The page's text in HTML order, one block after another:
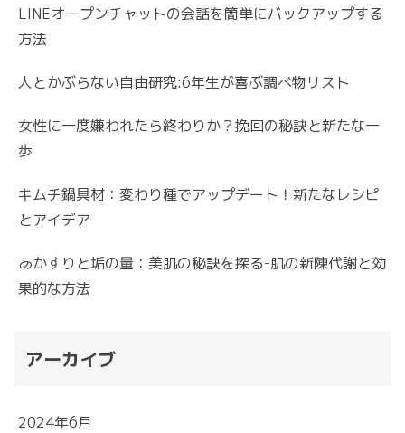
LINEオープンチャットの会話を簡単にバックアップする
方法
人とかぶらない自由研究:6年生が喜ぶ調べ物リスト
女性に一度嫌われたら終わりか？挽回の秘訣と新たな一
歩
キムチ鍋具材：変わり種でアップデート！新たなレシピ
とアイデア
あかすりと垢の量：美肌の秘訣を探る-肌の新陳代謝と効
果的な方法
アーカイブ
2024年6月